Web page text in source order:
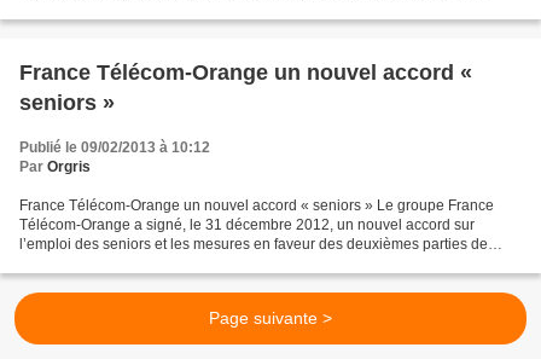
France Télécom-Orange un nouvel accord «
seniors »
Publié le 09/02/2013 à 10:12
Par Orgris
France Télécom-Orange un nouvel accord « seniors » Le groupe France
Télécom-Orange a signé, le 31 décembre 2012, un nouvel accord sur
l’emploi des seniors et les mesures en faveur des deuxièmes parties de
Page suivante >